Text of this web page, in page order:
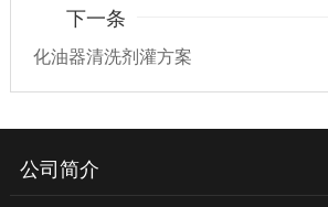
下一条
化油器清洗剂灌方案
公司简介